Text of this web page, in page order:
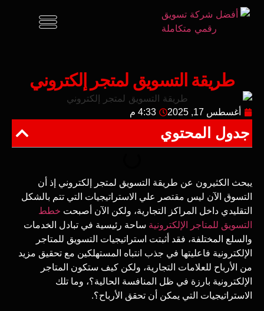
طريقة التسويق لمتجر إلكتروني
أغسطس 17, 2025 4:33 م
جدول المحتوي
يبحث الكثيرون عن طريقة التسويق لمتجر إلكتروني إذ أن
التسوق الآن ليس مقتصر علي الاستراتيجيات التي تتم بالشكل
التقليدي داخل المراكز التجارية، ولكن الآن أصبحت خطط
التسويق للمتاجر الإلكترونية ساحة رئيسية في تبادل الخدمات
والسلع المختلفة، فقد أثبتت استراتيجيات التسويق للمتاجر
الإلكترونية فاعليتها في جذب انتباه المستهلكين مع تحقيق مزيد
من الأرباح للعلامات التجارية، ولكن كيف ستكون المتاجر
الإلكترونية بارزة في ظل المنافسة الحالية؟، وما تلك
الاستراتيجيات التي يمكن أن تحقق الأرباح؟.